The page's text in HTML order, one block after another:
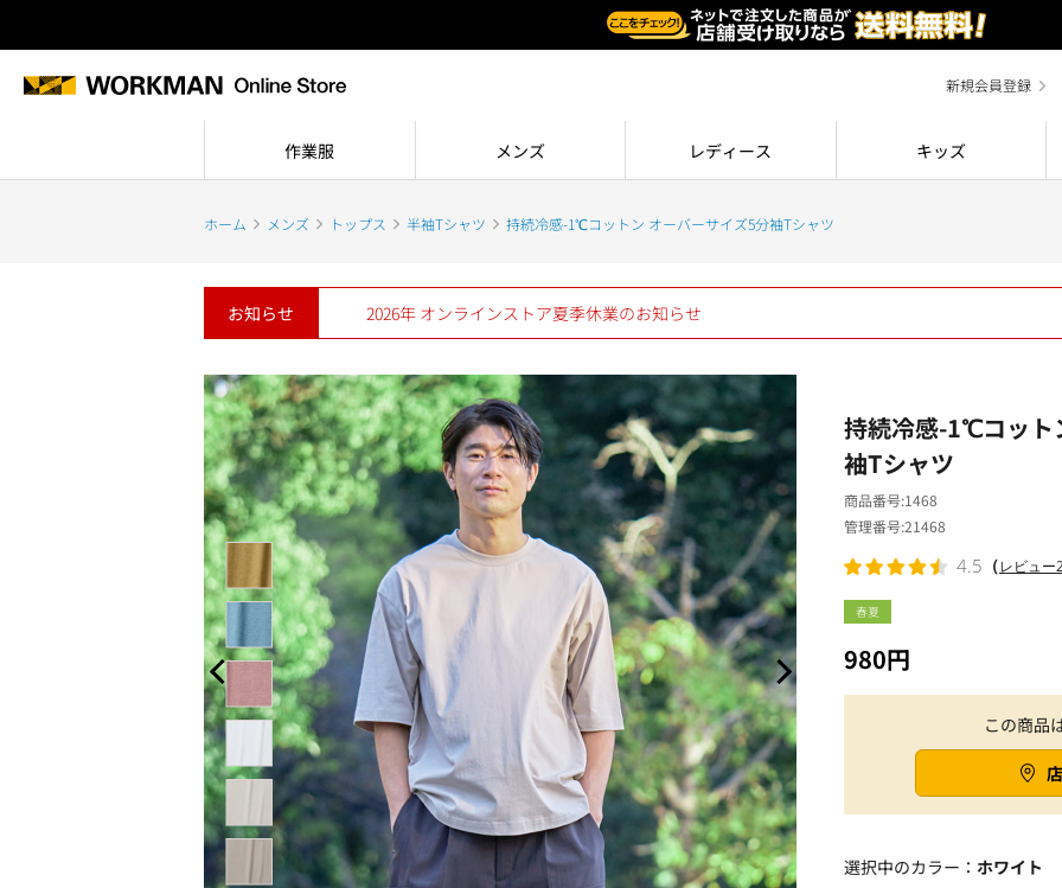
新規会員登録
作業服 メンズ レディース キッズ
ホーム メンズ トップス 半袖Tシャツ 持続冷感-1℃コットン オーバーサイズ5分袖Tシャツ
お知らせ 2026年 オンラインストア夏季休業のお知らせ
春夏
この商品
持続冷感-1℃コット
袖Tシャツ
980円
商品番号 1468
管理番号21468
4.5 （レビュー
選択中のカラー： ホワイト